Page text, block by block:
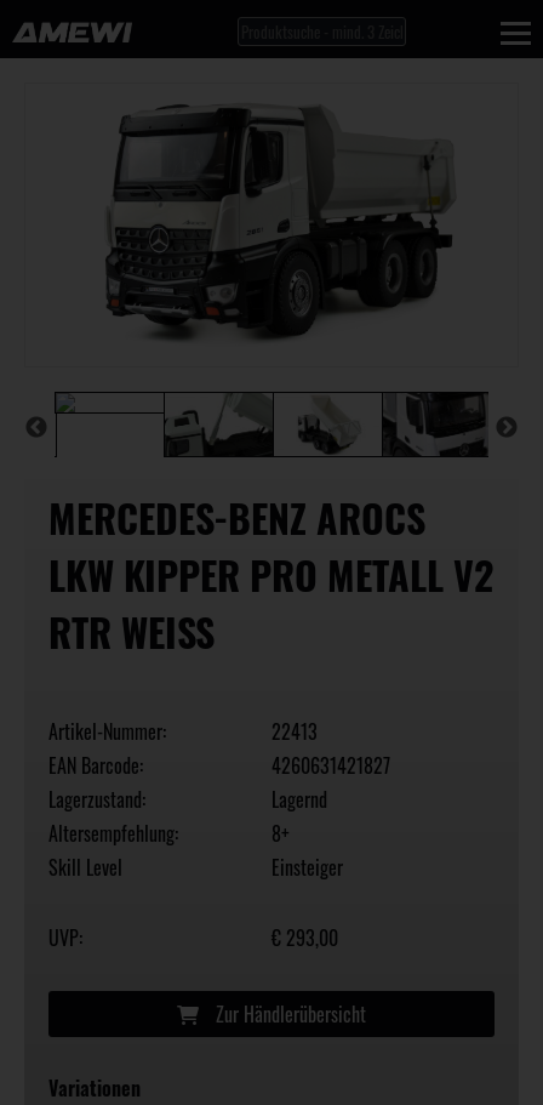
MERCEDES-BENZ AROCS
LKW KIPPER PRO METALL V2
RTR WEISS
Artikel-Nummer:
22413
EAN Barcode:
4260631421827
Lagerzustand:
Lagernd
Altersempfehlung:
8+
Skill Level
Einsteiger
UVP: € 293,00
Zur Händlerübersicht
Variationen